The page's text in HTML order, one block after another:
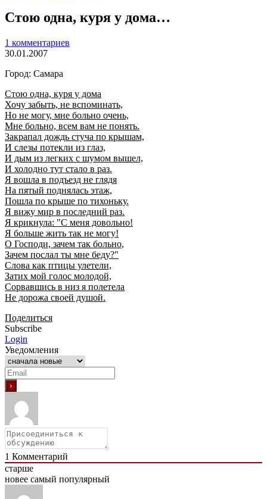
Стою одна, куря у дома…
1 комментариев
30.01.2007
Город: Самара
Стою одна, куря у дома
Хочу забыть, не вспоминать,
Но не могу, мне больно очень,
Мне больно, всем вам не понять.
Закрапал дождь стуча по крышам,
И слезы потекли из глаз,
И дым из легких с шумом вышел,
И холодно тут стало в раз.
Я вошла в подъезд не глядя
На пятый поднялась этаж,
Пошла по крыше по тихоньку.
Я вижу мир в последний раз.
Я крикнула: "С меня довольно!
Я больше жить так не могу!
О Господи, зачем так больно,
Зачем послал ты мне беду?"
Слова как птицы улетели,
Затих мой голос молодой,
Сорвавшись в низ я полетела
Не дорожа своей душой.
Поделиться
Subscribe
Login
Уведомления
1 Комментарий
старше
новее самый популярный